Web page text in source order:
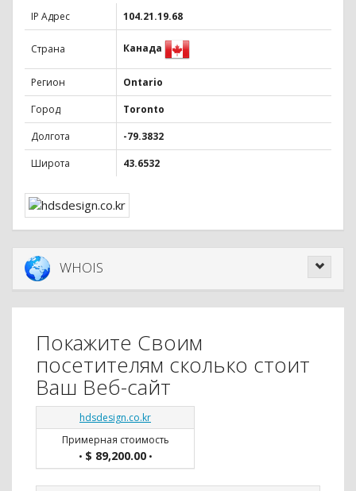
IP Адрес 104.21.19.68
Страна Канада
Регион
Ontario
Город
Toronto
Долгота
-79.3832
Широта
43.6532
WHOIS
Покажите Своим
посетителям сколько стоит
Ваш Веб-сайт
hdsdesign.co.kr
Примерная стоимость
• $ 89,200.00•